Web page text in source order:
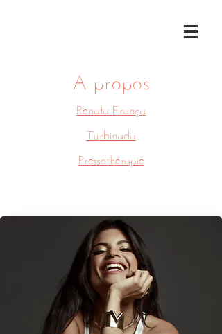
A propos
Renata França
Turbinada
Pressothérapie